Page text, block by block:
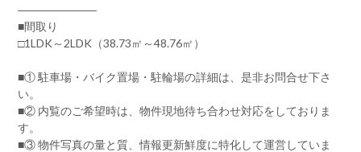
―――――――
■間取り
□1LDK～2LDK（38.73㎡～48.76㎡）
■① 駐車場・バイク置場・駐輪場の詳細は、是非お問合せ下さ
い。
■② 内覧のご希望時は、物件現地待ち合わせ対応をしておりま
す。
■③ 物件写真の量と質、情報更新鮮度に特化して運営していま